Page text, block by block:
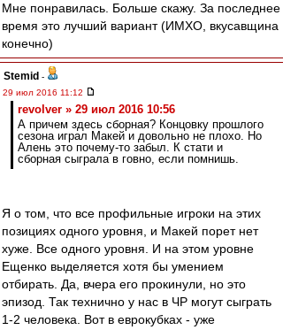
Мне понравилась. Больше скажу. За последнее
время это лучший вариант (ИМХО, вкусавщина
конечно)
Stemid -
29 июл 2016 11:12
revolver » 29 июл 2016 10:56
А причем здесь сборная? Концовку прошлого
сезона играл Макей и довольно не плохо. Но
Алень это почему-то забыл. К стати и
сборная сыграла в говно, если помнишь.
Я о том, что все профильные игроки на этих
позициях одного уровня, и Макей порет нет
хуже. Все одного уровня. И на этом уровне
Ещенко выделяется хотя бы умением
отбирать. Да, вчера его прокинули, но это
эпизод. Так технично у нас в ЧР могут сыграть
1-2 человека. Вот в еврокубках - уже